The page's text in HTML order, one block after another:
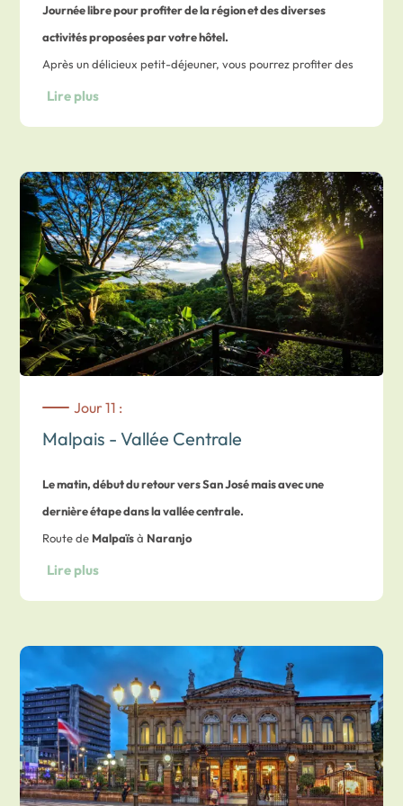
Journée libre pour profiter de la région et des diverses
activités proposées par votre hôtel.
Après un délicieux petit-déjeuner, vous pourrez profiter des
plages, vous détendre et réaliser l’activité que vous
Lire plus
Jour 11 :
Malpais - Vallée Centrale
Le matin, début du retour vers San José mais avec une
dernière étape dans la vallée centrale.
Route de Malpaïsà Naranjo
A Paquera
Temps de route approximatif :4 heures de route environ ; 1
heure 30 de ferry
Nuit enchambre deluxedans un hôtel intimiste offrant une
vue magnifique sur laVallée Centrale.
Lire plus